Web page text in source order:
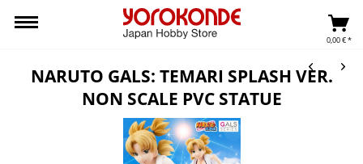
0,00 € *
NARUTO GALS: TEMARI SPLASH VER.
NON SCALE PVC STATUE